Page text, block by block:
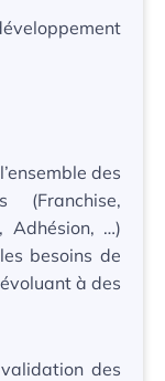
des
Adhésion, …)
besoins de
à des
des